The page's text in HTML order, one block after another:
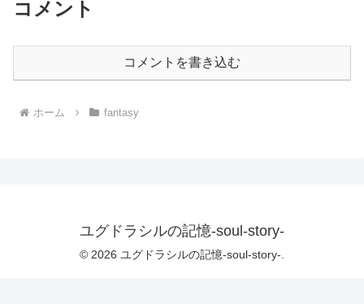
コメント
コメントを書き込む
ホーム fantasy
ユグドラシルの記憶-soul-story-
© 2026 ユグドラシルの記憶-soul-story-.